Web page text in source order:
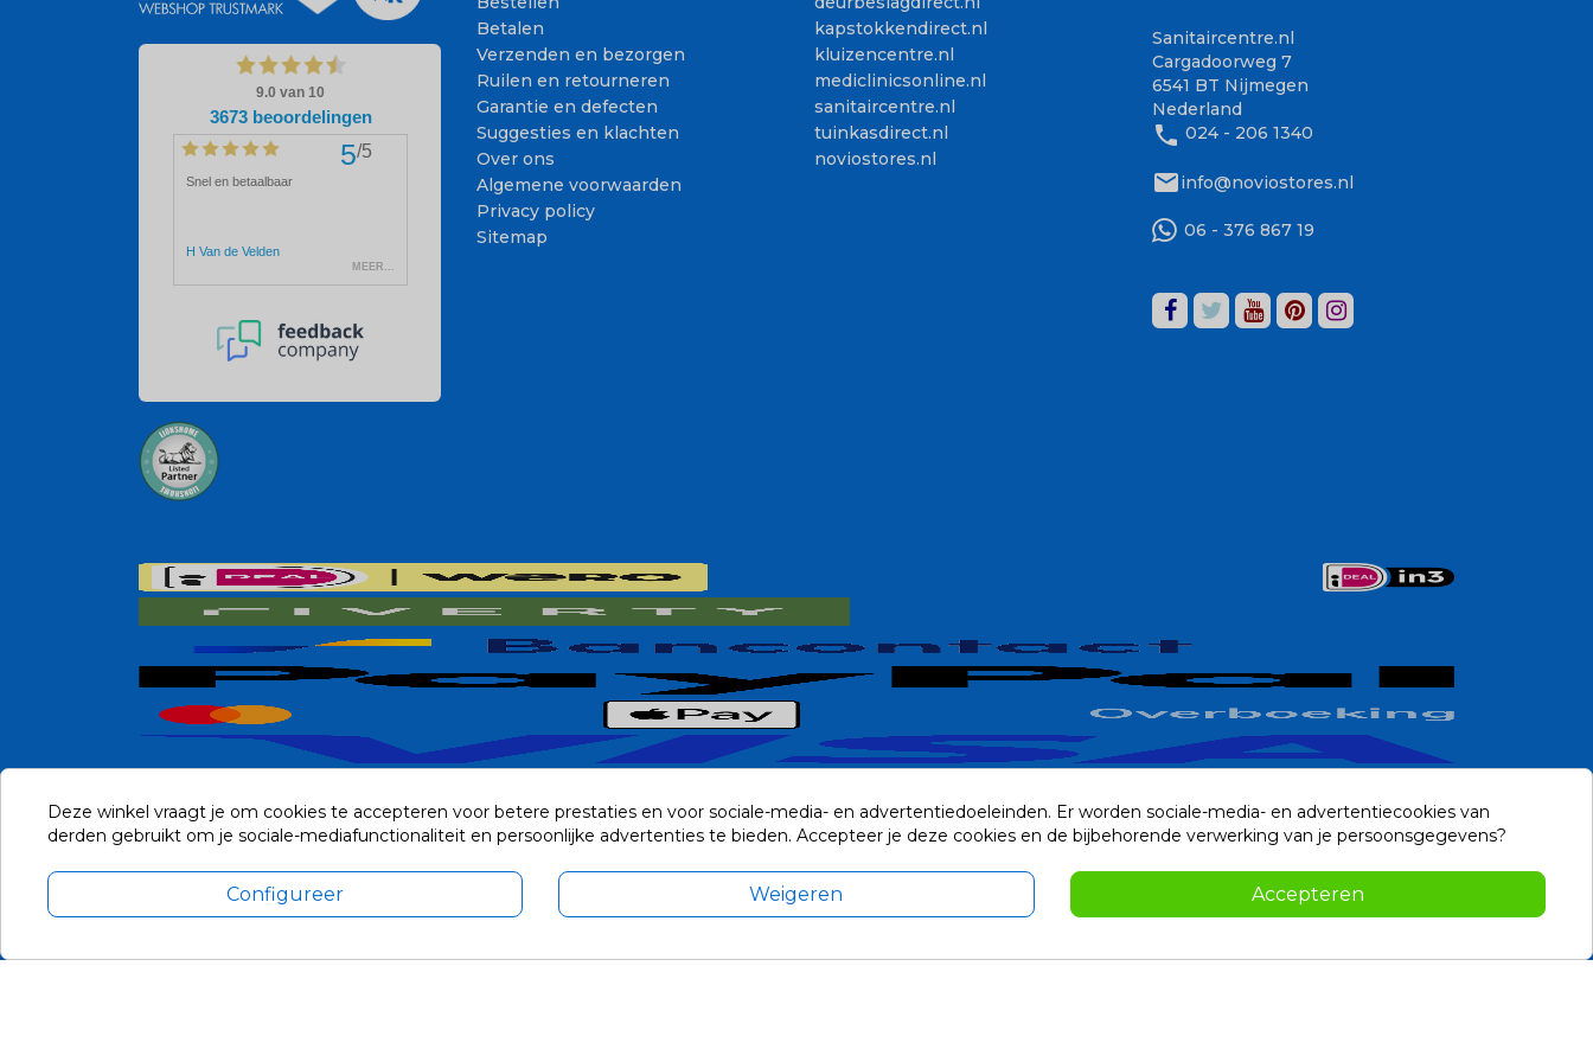
Betalen
Verzenden en bezorgen
Ruilen en retourneren
Garantie en defecten
Suggesties en klachten
Over ons
Algemene voorwaarden
Privacy policy
Sitemap
kapstokkendirect.nl
kluizencentre.nl
mediclinicsonline.nl
sanitaircentre.nl
tuinkasdirect.nl
noviostores.nl
Sanitaircentre.nl
Cargadoorweg 7
6541 BT Nijmegen
Nederland
phone 024 - 206 1340
mailinfo@noviostores.nl
06 - 376 867 19
Alle prijzen zijn in Euro, inclusief BTW en andere heffingen en exclusief eventuele verzendkosten.
© 2014-2026 Noviostores.nl. Alle rechten voorbehouden.
Deze winkel vraagt je om cookies te accepteren voor betere prestaties en voor sociale-media- en advertentiedoeleinden. Er worden sociale-media- en advertentiecookies van
derden gebruikt om je sociale-mediafunctionaliteit en persoonlijke advertenties te bieden. Accepteer je deze cookies en de bijbehorende verwerking van je persoonsgegevens?
Configureer Weigeren Accepteren